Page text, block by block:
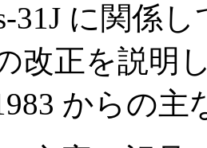
31J に関係
改正を説明
からの